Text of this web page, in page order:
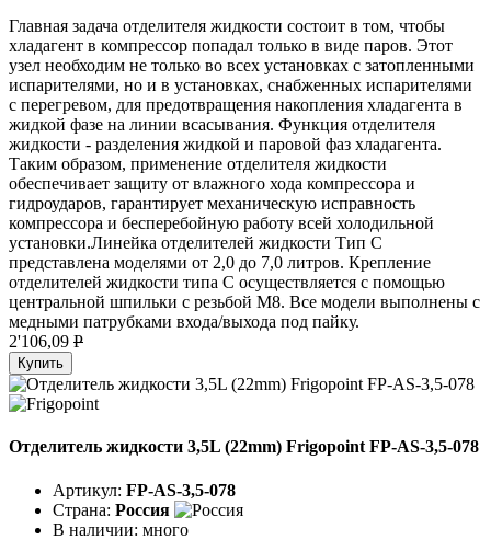
Главная задача отделителя жидкости состоит в том, чтобы
хладагент в компрессор попадал только в виде паров. Этот
узел необходим не только во всех установках с затопленными
испарителями, но и в установках, снабженных испарителями
с перегревом, для предотвращения накопления хладагента в
жидкой фазе на линии всасывания. Функция отделителя
жидкости - разделения жидкой и паровой фаз хладагента.
Таким образом, применение отделителя жидкости
обеспечивает защиту от влажного хода компрессора и
гидроударов, гарантирует механическую исправность
компрессора и бесперебойную работу всей холодильной
установки.Линейка отделителей жидкости Тип C
представлена моделями от 2,0 до 7,0 литров. Крепление
отделителей жидкости типа C осуществляется с помощью
центральной шпильки с резьбой М8. Все модели выполнены с
медными патрубками входа/выхода под пайку.
2'106,09 P
Купить
Отделитель жидкости 3,5L (22mm) Frigopoint FP-AS-3,5-078
Артикул: FP-AS-3,5-078
Страна: Россия
В наличии: много